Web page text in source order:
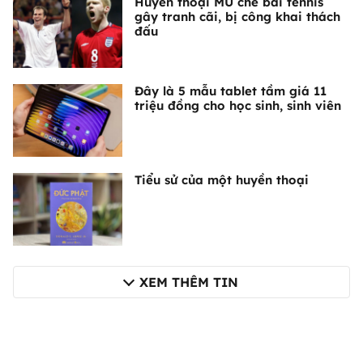
gây tranh cãi, bị công khai thách
đấu
Đây là 5 mẫu tablet tầm giá 11
triệu đồng cho học sinh, sinh viên
Tiểu sử của một huyền thoại
XEM THÊM TIN